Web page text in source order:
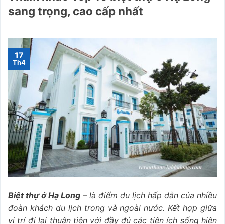
sang trọng, cao cấp nhất
17
Th4
Biệt thự ở Hạ Long – là điểm du lịch hấp dẫn của nhiều
đoàn khách du lịch trong và ngoài nước. Kết hợp giữa
vị trí đi lại thuận tiện với đầy đủ các tiện ích sống hiện